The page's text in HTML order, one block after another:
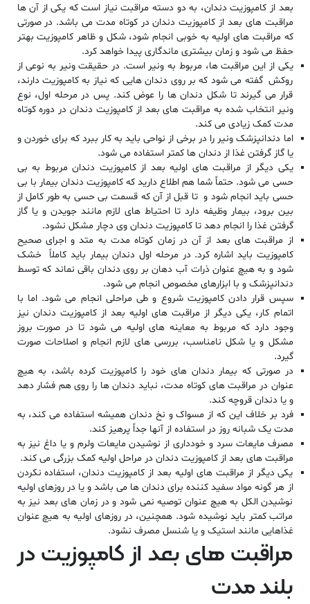
بعد از کامپوزیت دندان، به دو دسته مراقبت نیاز است که یکی از آن ها
مراقبت های بعد از کامپوزیت دندان در کوتاه مدت می باشد. در صورتی
که مراقبت های اولیه به خوبی انجام شود، شکل و ظاهر کامپوزیت بهتر
حفظ می شود و زمان بیشتری ماندگاری پیدا خواهد کرد.
یکی از این مراقبت ها، مربوط به ونیر است. در حقیقت ونیر به نوعی از
روکش گفته می شود که بر روی دندان هایی که نیاز به کامپوزیت دارند،
قرار می گیرند تا شکل دندان ها را عوض کند. پس در مرحله اول، نوع
ونیر انتخاب شده به مراقبت های بعد از کامپوزیت دندان در دوره کوتاه
مدت کمک زیادی می کند.
اما دندانپزشک ونیر را در برخی از نواحی باید به کار ببرد که برای خوردن و
یا گاز گرفتن غذا از دندان ها کمتر استفاده می شود.
یکی دیگر از مراقبت های اولیه بعد از کامپوزیت دندان مربوط به بی
حسی می شود. حتماً شما هم اطلاع دارید که کامپوزیت دندان بیمار با بی
حسی باید انجام شود و تا قبل از آن که قسمت بی حسی به طور کامل از
بین برود، بیمار وظیفه دارد تا احتیاط های لازم مانند جویدن و یا گاز
گرفتن غذا را انجام دهد تا کامپوزیت دندان وی دچار مشکل نشود.
از مراقبت های بعد از آن در زمان کوتاه مدت به متد و اجرای صحیح
کامپوزیت باید اشاره کرد. در مرحله اول دندان بیمار باید کاملاً خشک
شود و به هیچ عنوان ذرات آب دهان بر روی دندان باقی نماند که توسط
دندانپزشک و با ابزارهای مخصوص انجام می شود.
سپس قرار دادن کامپوزیت شروع و طی مراحلی انجام می شود. اما با
اتمام کار، یکی دیگر از مراقبت های اولیه بعد از کامپوزیت دندان نیز
وجود دارد که مربوط به معاینه‌ های اولیه می شود تا در صورت بروز
مشکل و یا شکل نامناسب، بررسی های لازم انجام و اصلاحات صورت
گیرد.
در صورتی که بیمار دندان های خود را کامپوزیت کرده باشد، به هیچ
عنوان در مراقبت های کوتاه مدت، نباید دندان ها را روی هم فشار دهد
و یا دندان قروچه کند.
فرد بر خلاف این که از مسواک و نخ دندان همیشه استفاده می کند، به
مدت یک شبانه روز در استفاده از آنها جداً پرهیز کند.
مصرف مایعات سرد و خودداری از نوشیدن مایعات ولرم و یا داغ نیز به
مراقبت های بعد از کامپوزیت دندان در مراحل اولیه کمک بزرگی می کند.
یکی دیگر از مراقبت های اولیه بعد از کامپوزیت دندان، استفاده نکردن
از هر گونه مواد سفید کننده برای دندان ها می باشد و یا در روزهای اولیه
نوشیدن الکل به هیچ عنوان توصیه نمی شود و در زمان های بعد نیز به
مراتب کمتر باید نوشیده شود. همچنین، در روزهای اولیه به هیچ عنوان
غذاهایی مانند استیک و یا شنسل مصرف نشود.
مراقبت های بعد از کامپوزیت در
بلند مدت